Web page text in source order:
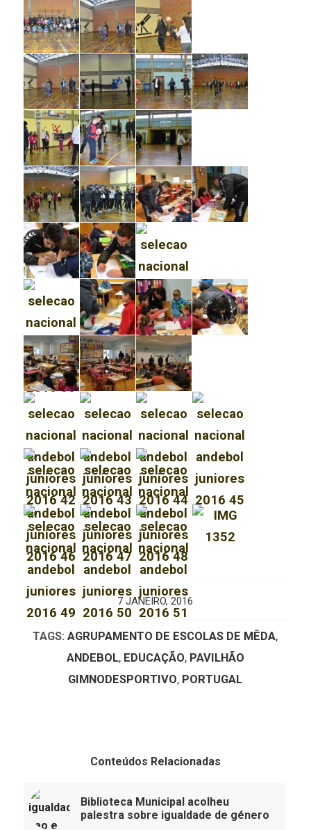
7 JANEIRO, 2016
TAGS: AGRUPAMENTO DE ESCOLAS DE MÊDA,
ANDEBOL, EDUCAÇÃO, PAVILHÃO
GIMNODESPORTIVO, PORTUGAL
Conteúdos Relacionadas
Biblioteca Municipal acolheu
palestra sobre igualdade de género